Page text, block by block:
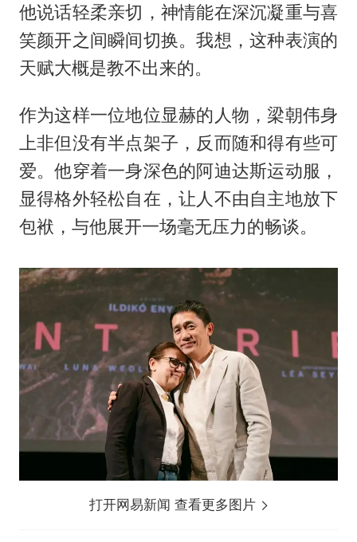
他说话轻柔亲切，神情能在深沉凝重与喜
笑颜开之间瞬间切换。我想，这种表演的
天赋大概是教不出来的。
作为这样一位地位显赫的人物，梁朝伟身
上非但没有半点架子，反而随和得有些可
爱。他穿着一身深色的阿迪达斯运动服，
显得格外轻松自在，让人不由自主地放下
包袱，与他展开一场毫无压力的畅谈。
打开网易新闻 查看更多图片